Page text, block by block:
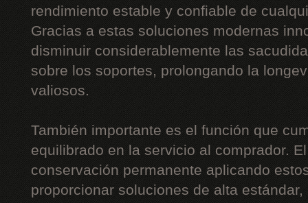
rendimiento estable y confiable de
Gracias a estas soluciones modernas
disminuir considerablemente las
sobre los soportes, prolongando la
valiosos.
También importante es el función que
equilibrado en la servicio al comprador.
conservación permanente aplicando
proporcionar soluciones de alta